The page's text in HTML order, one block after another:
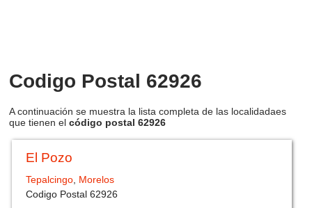
Codigo Postal 62926
A continuación se muestra la lista completa de las localidadaes
que tienen el código postal 62926
El Pozo
Tepalcingo, Morelos
Codigo Postal 62926